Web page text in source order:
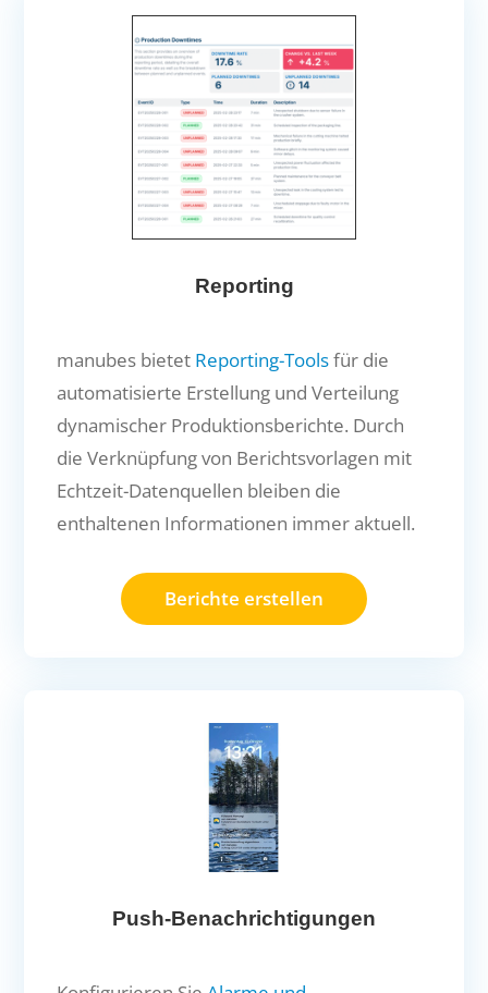
Reporting
manubes bietet Reporting-Toolsfür die
automatisierte Erstellung und Verteilung
dynamischer Produktionsberichte. Durch
die Verknüpfung von Berichtsvorlagen mit
Echtzeit-Datenquellen bleiben die
enthaltenen Informationen immer aktuell.
Berichte erstellen
Push-Benachrichtigungen